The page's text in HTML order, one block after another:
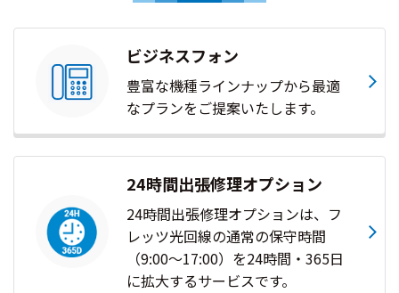
ビジネスフォン
豊富な機種ラインナップから最適
なプランをご提案いたします。
24時間出張修理オプション
24時間出張修理オプションは、フ
レッツ光回線の通常の保守時間
（9:00～17:00）を24時間・365日
に拡大するサービスです。